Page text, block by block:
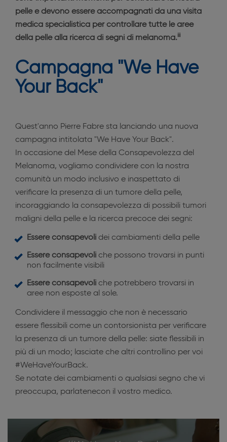
pelle e devono essere accompagnati da una visita
medica specialistica per controllare tutte le aree
della pelle alla ricerca di segni di melanoma.iii
Campagna "We Have
Your Back"
Quest'anno Pierre Fabre sta lanciando una nuova
campagna intitolata "We Have Your Back".
In occasione del Mese della Consapevolezza del
Melanoma, vogliamo condividere con la nostra
comunità un modo inclusivo e inaspettato di
verificare la presenza di un tumore della pelle,
incoraggiando la consapevolezza di possibili tumori
maligni della pelle e la ricerca precoce dei segni:
Essere consapevoli dei cambiamenti della pelle
Essere consapevoli che possono trovarsi in punti
non facilmente visibili
Essere consapevoli che potrebbero trovarsi in
aree non esposte al sole.
Condividere il messaggio che non è necessario
essere flessibili come un contorsionista per verificare
la presenza di un tumore della pelle: siate flessibili in
più di un modo; lasciate che altri controllino per voi
#WeHaveYourBack.
Se notate dei cambiamenti o qualsiasi segno che vi
preoccupa, parlatenecon il vostro medico.